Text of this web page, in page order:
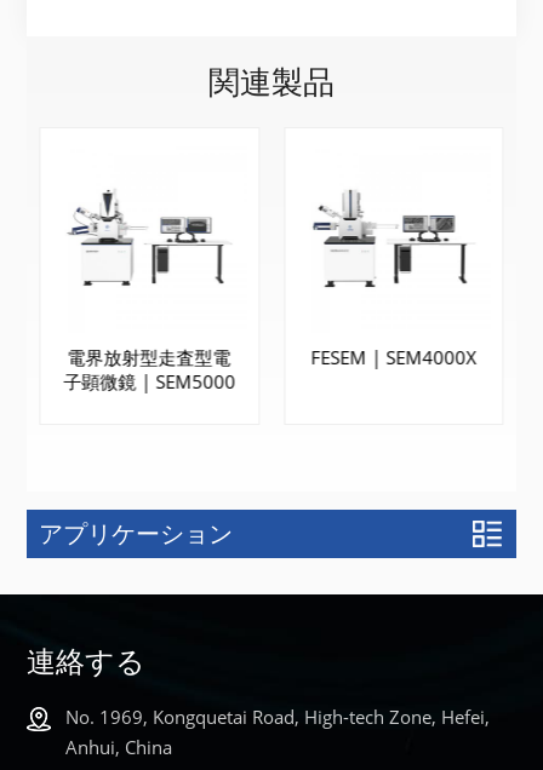
関連製品
電界放射型走査型電
子顕微鏡 | SEM5000
もっと詳しく
FESEM | SEM4000X
もっと詳しく
アプリケーション
連絡する
No. 1969, Kongquetai Road, High-tech Zone, Hefei,
Anhui, China